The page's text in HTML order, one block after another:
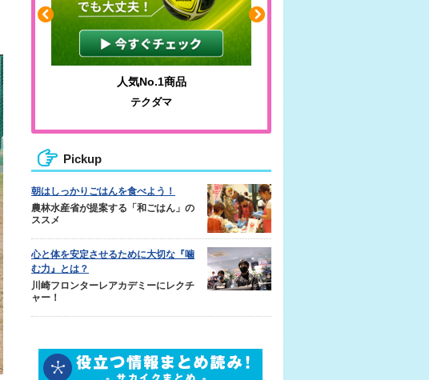
人気No.1商品
テクダマ
Pickup
朝はしっかりごはんを食べよう！
農林水産省が提案する「和ごはん」の
ススメ
心と体を安定させるために大切な『噛
む力』とは？
川崎フロンターレアカデミーにレクチ
ャー！